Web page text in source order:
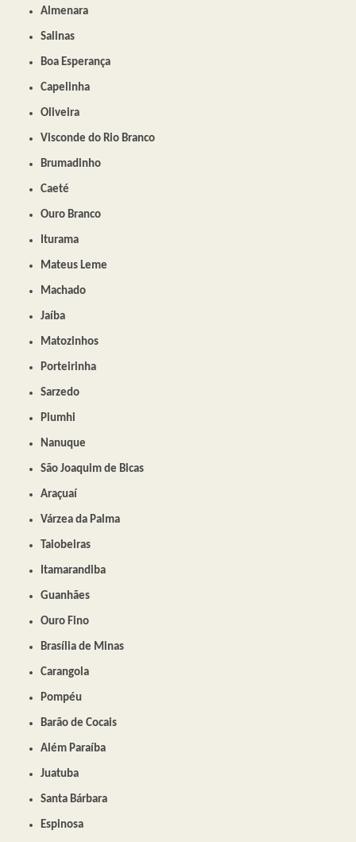
Almenara
Salinas
Boa Esperança
Capelinha
Oliveira
Visconde do Rio Branco
Brumadinho
Caeté
Ouro Branco
Iturama
Mateus Leme
Machado
Jaíba
Matozinhos
Porteirinha
Sarzedo
Piumhi
Nanuque
São Joaquim de Bicas
Araçuaí
Várzea da Palma
Taiobeiras
Itamarandiba
Guanhães
Ouro Fino
Brasília de Minas
Carangola
Pompéu
Barão de Cocais
Além Paraíba
Juatuba
Santa Bárbara
Espinosa